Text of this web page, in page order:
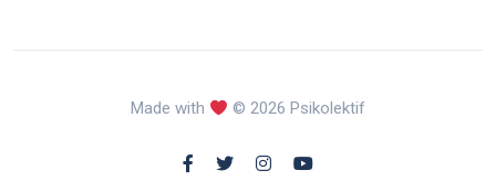
Made with © 2026 Psikolektif